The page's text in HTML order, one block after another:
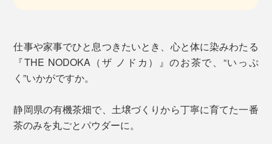
仕事や家事でひと息つきたいとき、心と体に染みわたる
『THE NODOKA（ザ ノドカ）』のお茶で、“いっぷ
く”いかがですか。
静岡県の有機茶畑で、土壌づくりから丁寧に育てた一番
茶のみを丸ごとパウダーに。